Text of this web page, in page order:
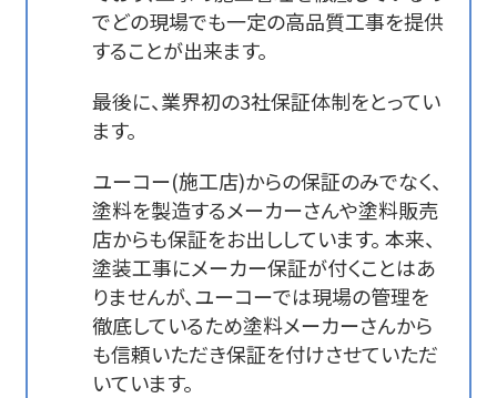
でどの現場でも一定の高品質工事を提供
することが出来ます。
最後に、業界初の3社保証体制をとってい
ます。
ユーコー(施工店)からの保証のみでなく、
塗料を製造するメーカーさんや塗料販売
店からも保証をお出ししています。 本来、
塗装工事にメーカー保証が付くことはあ
りませんが、ユーコーでは現場の管理を
徹底しているため塗料メーカーさんから
も信頼いただき保証を付けさせていただ
いています。